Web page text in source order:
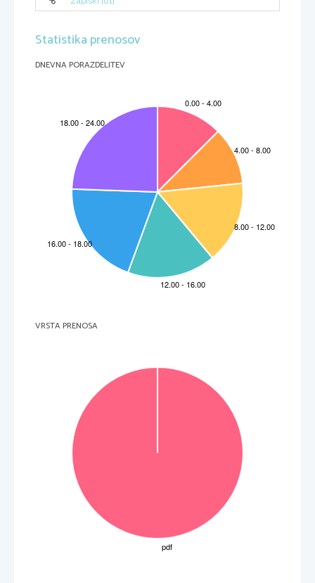
Statistika prenosov
DNEVNA PORAZDELITEV
VRSTA PRENOSA